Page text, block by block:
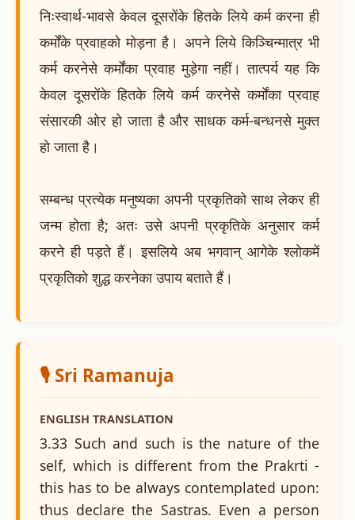
निःस्वार्थ-भावसे केवल दूसरोंके हितके लिये कर्म करना ही
कर्मोंके प्रवाहको मोड़ना है। अपने लिये किञ्चिन्मात्र भी
कर्म करनेसे कर्मोंका प्रवाह मुड़ेगा नहीं। तात्पर्य यह कि
केवल दूसरोंके हितके लिये कर्म करनेसे कर्मोंका प्रवाह
संसारकी ओर हो जाता है और साधक कर्म-बन्धनसे मुक्त
हो जाता है।
सम्बन्ध प्रत्येक मनुष्यका अपनी प्रकृतिको साथ लेकर ही
जन्म होता है; अतः उसे अपनी प्रकृतिके अनुसार कर्म
करने ही पड़ते हैं। इसलिये अब भगवान् आगेके श्लोकमें
प्रकृतिको शुद्ध करनेका उपाय बताते हैं।
🎙️ Sri Ramanuja
ENGLISH TRANSLATION
3.33 Such and such is the nature of the
self, which is different from the Prakrti -
this has to be always contemplated upon:
thus declare the Sastras. Even a person